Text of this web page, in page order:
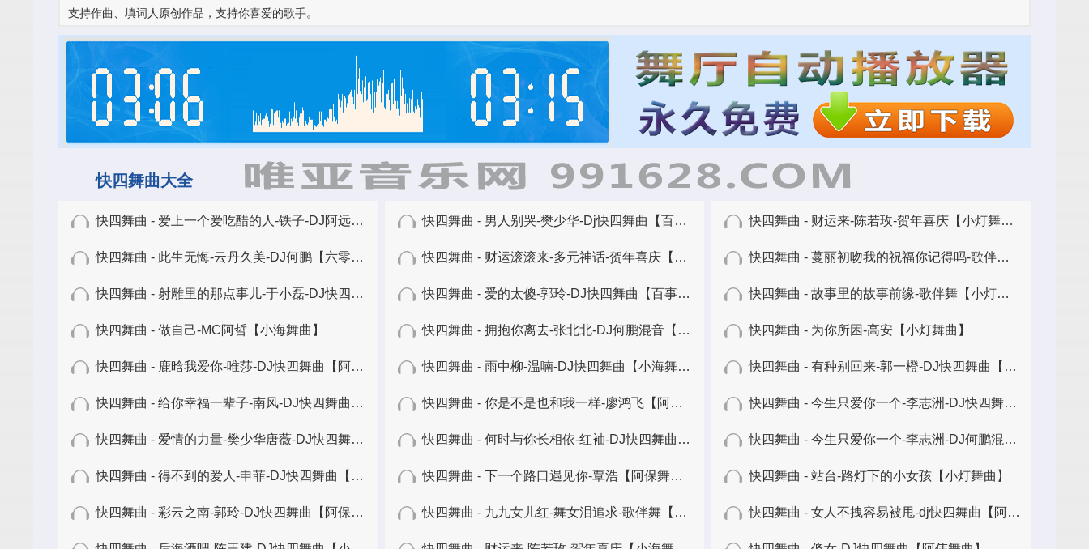
支持作曲、填词人原创作品，支持你喜爱的歌手。
快四舞曲大全
快四舞曲 - 爱上一个爱吃醋的人-铁子-DJ阿远【六零六】
快四舞曲 - 此生无悔-云丹久美-DJ何鹏【六零六】
快四舞曲 - 射雕里的那点事儿-于小磊-DJ快四舞曲【百事五哥】
快四舞曲 - 做自己-MC阿哲【小海舞曲】
快四舞曲 - 鹿晗我爱你-唯莎-DJ快四舞曲【阿保舞曲】
快四舞曲 - 给你幸福一辈子-南风-DJ快四舞曲【阿保舞曲】
快四舞曲 - 爱情的力量-樊少华唐薇-DJ快四舞曲【阿保舞曲】
快四舞曲 - 得不到的爱人-申菲-DJ快四舞曲【阿保舞曲】
快四舞曲 - 彩云之南-郭玲-DJ快四舞曲【阿保舞曲】
快四舞曲 - 男人别哭-樊少华-Dj快四舞曲【百事五哥】
快四舞曲 - 财运滚滚来-多元神话-贺年喜庆【百事五哥】
快四舞曲 - 爱的太傻-郭玲-DJ快四舞曲【百事五哥】
快四舞曲 - 拥抱你离去-张北北-DJ何鹏混音【百事五哥】
快四舞曲 - 雨中柳-温喃-DJ快四舞曲【小海舞曲】
快四舞曲 - 你是不是也和我一样-廖鸿飞【阿保舞曲】
快四舞曲 - 何时与你长相依-红袖-DJ快四舞曲【阿保舞曲】
快四舞曲 - 下一个路口遇见你-覃浩【阿保舞曲】
快四舞曲 - 九九女儿红-舞女泪追求-歌伴舞【小灯舞曲】
快四舞曲 - 财运来-陈若玫-贺年喜庆【小灯舞曲】
快四舞曲 - 蔓丽初吻我的祝福你记得吗-歌伴舞【小灯舞曲】
快四舞曲 - 故事里的故事前缘-歌伴舞【小灯舞曲】
快四舞曲 - 为你所困-高安【小灯舞曲】
快四舞曲 - 有种别回来-郭一橙-DJ快四舞曲【小海舞曲】
快四舞曲 - 今生只爱你一个-李志洲-DJ快四舞曲【小海舞曲】
快四舞曲 - 今生只爱你一个-李志洲-DJ何鹏混音【小灯舞曲】
快四舞曲 - 站台-路灯下的小女孩【小灯舞曲】
快四舞曲 - 女人不拽容易被甩-dj快四舞曲【阿伟舞曲】